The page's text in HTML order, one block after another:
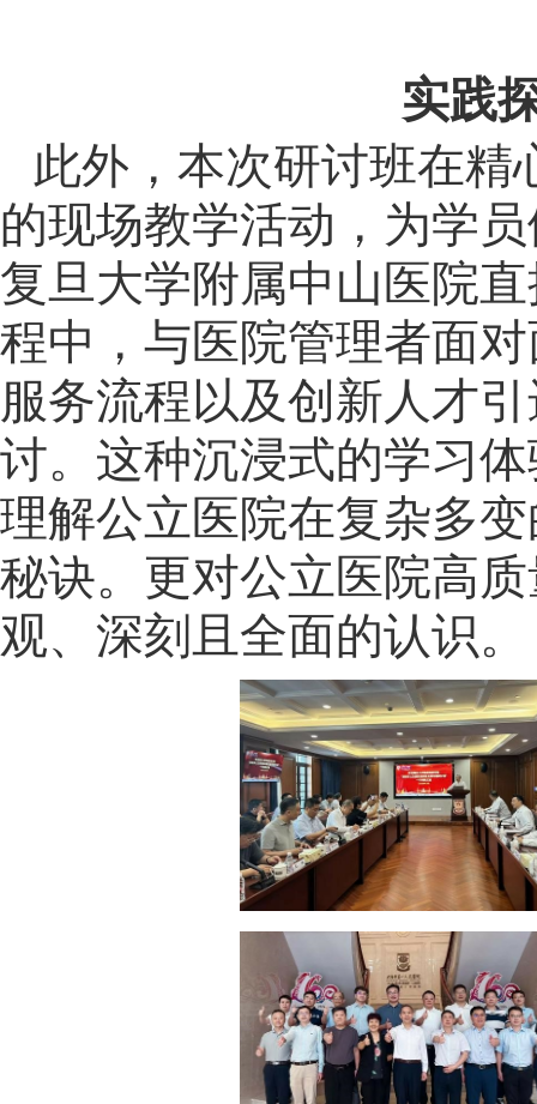
实践
此外，本次研讨班在精
的现场教学活动，为学
复旦大学附属中山医院
程中，与医院管理者面
服务流程以及创新人才
讨。这种沉浸式的学习
理解公立医院在复杂多
秘诀。更对公立医院高
观、深刻且全面的认识。